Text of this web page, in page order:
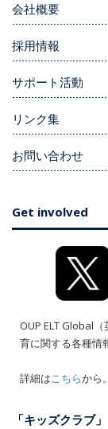
会社概要
採用情報
サポート活動
リンク集
お問い合わせ
Get involved
OUP ELT Global
育に関する各種情
詳細はこちらから。
「キッズクラ